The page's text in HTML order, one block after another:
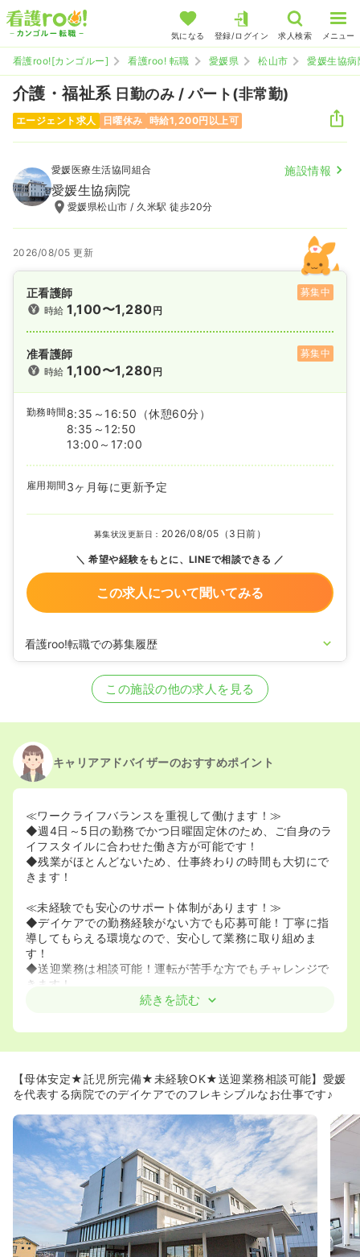
気になる 登録/ログイン 求人検索 メニュー
看護roo![カンゴルー] 看護roo! 転職 愛媛県 松山市 愛媛生協病
介護・福祉系 日勤のみ / パート(非常勤)
エージェント求人 日曜休み 時給1,200円以上可
愛媛医療生活協同組合 施設情報
愛媛生協病院
愛媛県松山市 / 久米駅 徒歩20分
2026/08/05 更新
正看護師
募集中
時給1,100〜1,280円
准看護師
募集中
時給1,100〜1,280円
勤務時間 8:35～16:50
（休憩60分）
8:35～12:50
13:00～17:00
雇用期間 3ヶ月毎に更新予定
募集状況更新日： 2026/08/05（3日前）
希望や経験をもとに、LINEで相談できる
この求人について聞いてみる
看護roo!転職での募集履歴
この施設の他の求人を見る
キャリアアドバイザーのおすすめポイント
≪ワークライフバランスを重視して働けます！≫
◆週4日～5日の勤務でかつ日曜固定休のため、ご自身のラ
イフスタイルに合わせた働き方が可能です！
◆残業がほとんどないため、仕事終わりの時間も大切にで
きます！
≪未経験でも安心のサポート体制があります！≫
◆デイケアでの勤務経験がない方でも応募可能！丁寧に指
導してもらえる環境なので、安心して業務に取り組めま
す！
◆送迎業務は相談可能！運転が苦手な方でもチャレンジで
きます！
◆昇給・賞与の実績あり！頑張りがしっかり評価されるの
て中の方も安心して働ける環境です！
◆医療生協の病院なので、地域に根差した安定した環境
続きを読む
【母体安定★託児所完備★未経験OK★送迎業務相談可能】愛媛
を代表する病院でのデイケアでのフレキシブルなお仕事です♪